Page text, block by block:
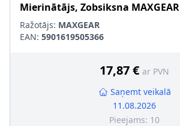
Mierinātājs, Zobsiksna MAXGEAR
Ražotājs: MAXGEAR
EAN: 5901619505366
17,87 € ar PVN
Saņemt veikalā
11.08.2026
Pieejams: 10